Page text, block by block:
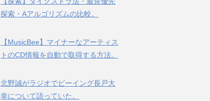
探索・Aアルゴリズムの比較。
【MusicBee】マイナーなアーティス
トのCD情報を自動で取得する方法。
北野誠がラジオでビーイング長戸大
幸について語っていた。